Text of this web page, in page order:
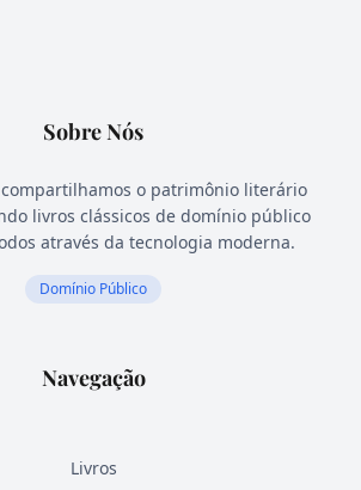
Sobre Nós
compartilhamos o patrimônio literário
livros clássicos de domínio público
através da tecnologia moderna.
Domínio Público
Navegação
Livros